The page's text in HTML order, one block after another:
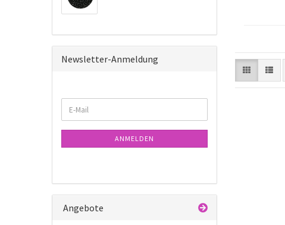
Newsletter-Anmeldung
ZUR
NEWSLETTER-
E-
Mail
ANMELDEN
Angebote